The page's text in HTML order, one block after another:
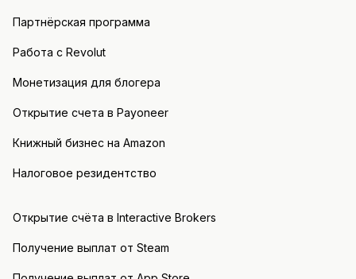
Партнёрская программа
Работа с Revolut
Монетизация для блогера
Открытие счета в Payoneer
Книжный бизнес на Amazon
Налоговое резидентство
Открытие счёта в Interactive Brokers
Получение выплат от Steam